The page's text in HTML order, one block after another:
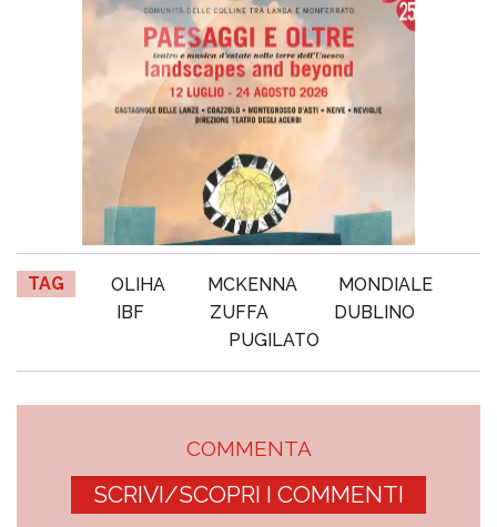
TAG OLIHA MCKENNA
MONDIALE
IBF
ZUFFA
DUBLINO
PUGILATO
COMMENTA
SCRIVI/SCOPRI I COMMENTI